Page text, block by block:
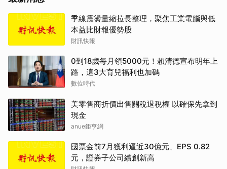
季線震盪量縮拉長整理，聚焦工業電腦與低
本益比財報優勢股
財訊快報
0到18歲每月領5000元！賴清德宣布明年上
路，這3大育兒福利也加碼
數位時代
美零售商折價出售關稅退稅權 以確保先拿到
現金
anue鉅亨網
國票金前7月獲利逼近30億元、EPS 0.82
元，證券子公司續創新高